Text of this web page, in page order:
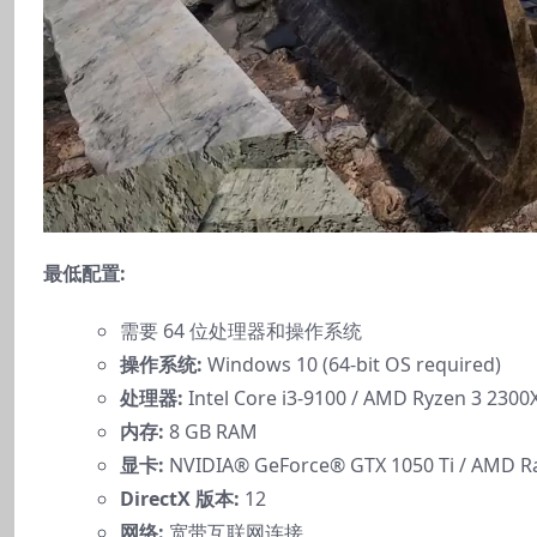
最低配置:
需要 64 位处理器和操作系统
操作系统: Windows 10 (64-bit OS required)
处理器: Intel Core i3-9100 / AMD Ryzen 3
内存: 8 GB RAM
显卡: NVIDIA® GeForce® GTX 1050 Ti / AMD
DirectX 版本: 12
网络: 宽带互联网连接